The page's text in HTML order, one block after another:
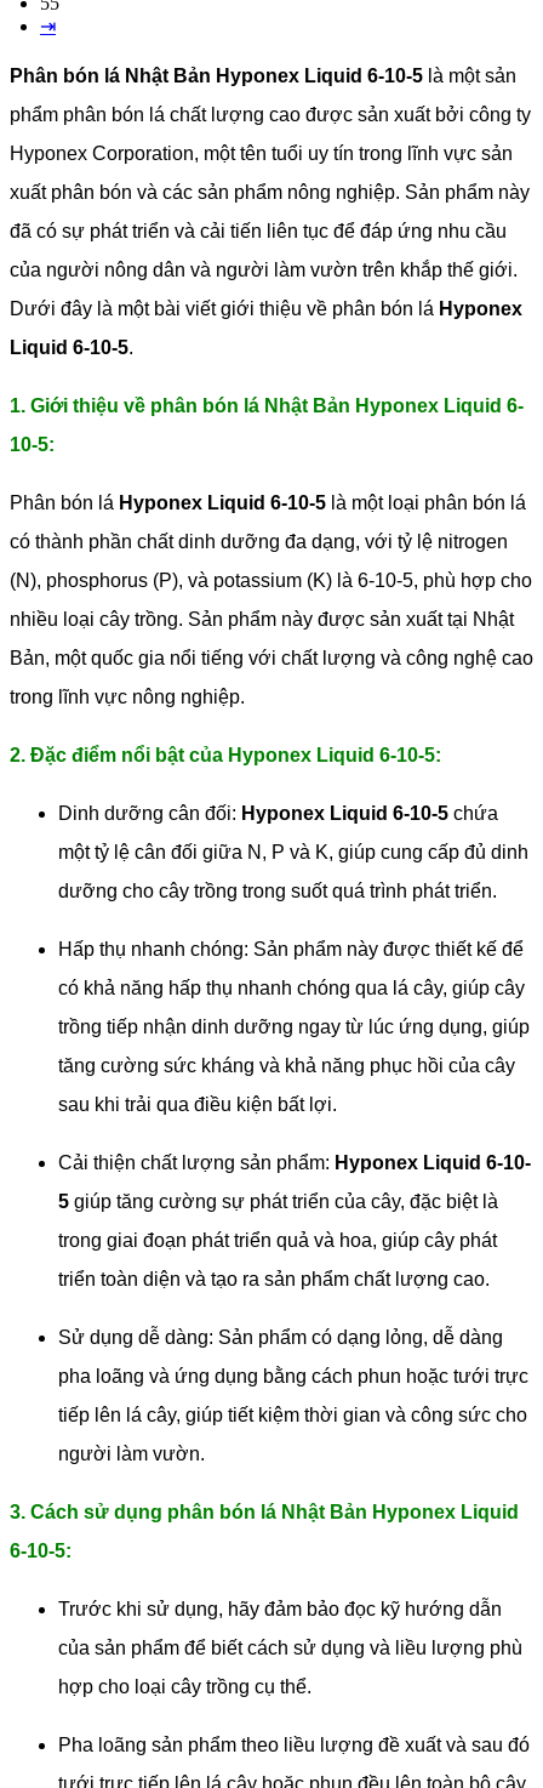
⇥
Phân bón lá Nhật Bản Hyponex Liquid 6-10-5 là một sản
phẩm phân bón lá chất lượng cao được sản xuất bởi công ty
Hyponex Corporation, một tên tuổi uy tín trong lĩnh vực sản
xuất phân bón và các sản phẩm nông nghiệp. Sản phẩm này
đã có sự phát triển và cải tiến liên tục để đáp ứng nhu cầu
của người nông dân và người làm vườn trên khắp thế giới.
Dưới đây là một bài viết giới thiệu về phân bón lá Hyponex
Liquid 6-10-5.
1. Giới thiệu về phân bón lá Nhật Bản Hyponex Liquid 6-
10-5:
Phân bón lá Hyponex Liquid 6-10-5 là một loại phân bón lá
có thành phần chất dinh dưỡng đa dạng, với tỷ lệ nitrogen
(N), phosphorus (P), và potassium (K) là 6-10-5, phù hợp cho
nhiều loại cây trồng. Sản phẩm này được sản xuất tại Nhật
Bản, một quốc gia nổi tiếng với chất lượng và công nghệ cao
trong lĩnh vực nông nghiệp.
2. Đặc điểm nổi bật của Hyponex Liquid 6-10-5:
Dinh dưỡng cân đối: Hyponex Liquid 6-10-5 chứa
một tỷ lệ cân đối giữa N, P và K, giúp cung cấp đủ dinh
dưỡng cho cây trồng trong suốt quá trình phát triển.
Hấp thụ nhanh chóng: Sản phẩm này được thiết kế để
có khả năng hấp thụ nhanh chóng qua lá cây, giúp cây
trồng tiếp nhận dinh dưỡng ngay từ lúc ứng dụng, giúp
tăng cường sức kháng và khả năng phục hồi của cây
sau khi trải qua điều kiện bất lợi.
Cải thiện chất lượng sản phẩm: Hyponex Liquid 6-10-
5 giúp tăng cường sự phát triển của cây, đặc biệt là
trong giai đoạn phát triển quả và hoa, giúp cây phát
triển toàn diện và tạo ra sản phẩm chất lượng cao.
Sử dụng dễ dàng: Sản phẩm có dạng lỏng, dễ dàng
pha loãng và ứng dụng bằng cách phun hoặc tưới trực
tiếp lên lá cây, giúp tiết kiệm thời gian và công sức cho
người làm vườn.
3. Cách sử dụng phân bón lá Nhật Bản Hyponex Liquid
6-10-5:
Trước khi sử dụng, hãy đảm bảo đọc kỹ hướng dẫn
của sản phẩm để biết cách sử dụng và liều lượng phù
hợp cho loại cây trồng cụ thể.
Pha loãng sản phẩm theo liều lượng đề xuất và sau đó